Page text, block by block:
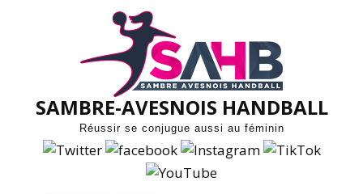
SAMBRE-AVESNOIS HANDBALL
Réussir se conjugue aussi au féminin